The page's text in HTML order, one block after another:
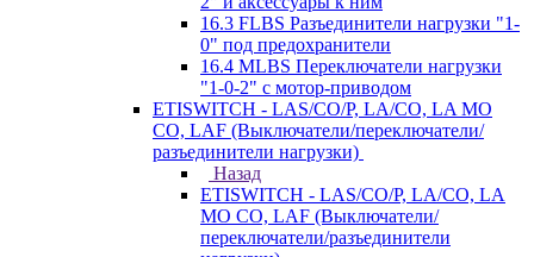
16.3 FLBS Разъединители нагрузки "1-
0" под предохранители
16.4 MLBS Переключатели нагрузки
"1-0-2" с мотор-приводом
ETISWITCH - LAS/CO/P, LA/CO, LA MO
CO, LAF (Выключатели/переключатели/
разъединители нагрузки)
Назад
ETISWITCH - LAS/CO/P, LA/CO, LA
MO CO, LAF (Выключатели/
переключатели/разъединители